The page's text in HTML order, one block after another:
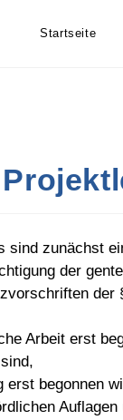
Startseite
sind zunächst
der
Arbeit erst
erst begonnen
Auflagen